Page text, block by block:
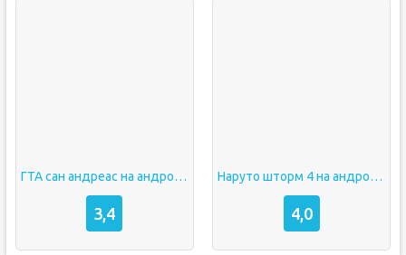
ГТА сан андреас на андроид встроенный кэш
3,4
Наруто шторм 4 на андроид
4,0